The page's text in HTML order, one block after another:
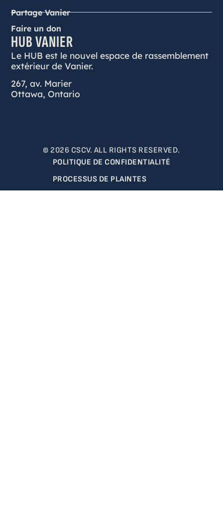
Partage Vanier
Faire un don
HUB VANIER
Le HUB est le nouvel espace de rassemblement
extérieur de Vanier.
267, av. Marier
Ottawa, Ontario
© 2026 CSCV. ALL RIGHTS RESERVED.
POLITIQUE DE CONFIDENTIALITÉ
PROCESSUS DE PLAINTES